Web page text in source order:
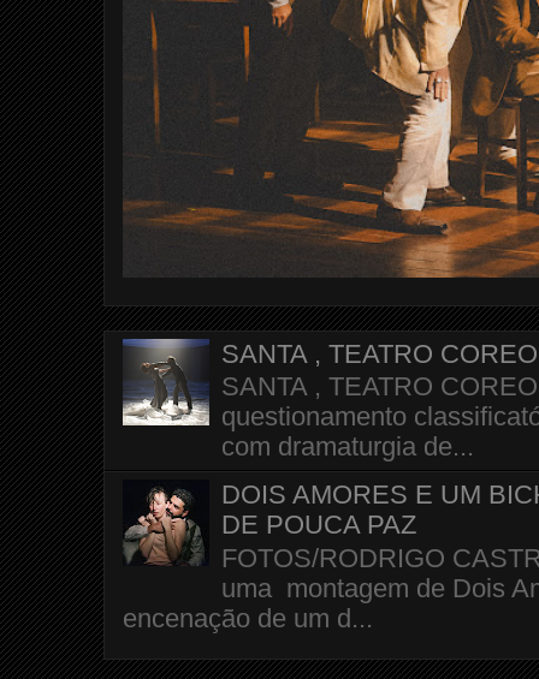
SANTA , TEATRO
SANTA , TEATRO
questionamento
com dramaturgia de...
DOIS AMORES E UM
DE POUCA PAZ
FOTOS/RODRIGO
uma montagem de Dois
encenação de um d...